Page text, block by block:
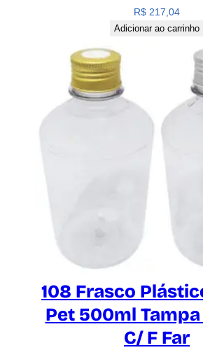
R$ 217,04
Adicionar ao carrinho
108 Frasco
Pet 500ml
C/ F Far